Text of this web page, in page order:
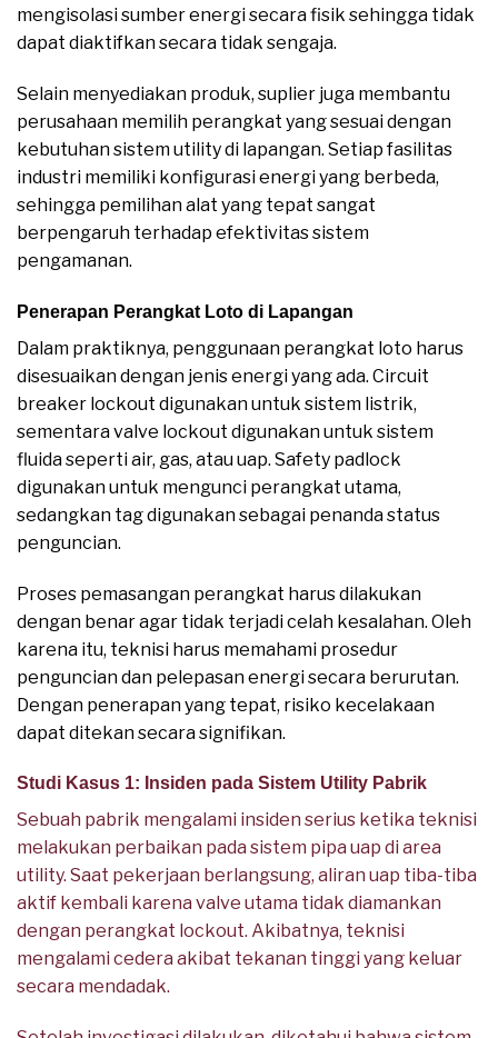
mengisolasi sumber energi secara fisik sehingga tidak
dapat diaktifkan secara tidak sengaja.
Selain menyediakan produk, suplier juga membantu
perusahaan memilih perangkat yang sesuai dengan
kebutuhan sistem utility di lapangan. Setiap fasilitas
industri memiliki konfigurasi energi yang berbeda,
sehingga pemilihan alat yang tepat sangat
berpengaruh terhadap efektivitas sistem
pengamanan.
Penerapan Perangkat Loto di Lapangan
Dalam praktiknya, penggunaan perangkat loto harus
disesuaikan dengan jenis energi yang ada. Circuit
breaker lockout digunakan untuk sistem listrik,
sementara valve lockout digunakan untuk sistem
fluida seperti air, gas, atau uap. Safety padlock
digunakan untuk mengunci perangkat utama,
sedangkan tag digunakan sebagai penanda status
penguncian.
Proses pemasangan perangkat harus dilakukan
dengan benar agar tidak terjadi celah kesalahan. Oleh
karena itu, teknisi harus memahami prosedur
penguncian dan pelepasan energi secara berurutan.
Dengan penerapan yang tepat, risiko kecelakaan
dapat ditekan secara signifikan.
Studi Kasus 1: Insiden pada Sistem Utility Pabrik
Sebuah pabrik mengalami insiden serius ketika teknisi
melakukan perbaikan pada sistem pipa uap di area
utility. Saat pekerjaan berlangsung, aliran uap tiba-tiba
aktif kembali karena valve utama tidak diamankan
dengan perangkat lockout. Akibatnya, teknisi
mengalami cedera akibat tekanan tinggi yang keluar
secara mendadak.